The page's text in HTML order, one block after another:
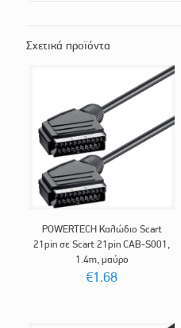
Σχετικά προϊόντα
POWERTECH Καλώδιο Scart
21pin σε Scart 21pin CAB-S001,
1.4m, μαύρο
€1.68